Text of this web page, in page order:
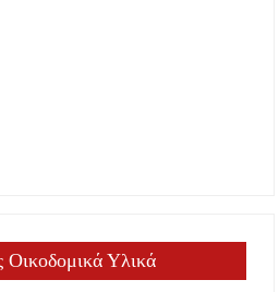
Οικοδομικά Υλικά